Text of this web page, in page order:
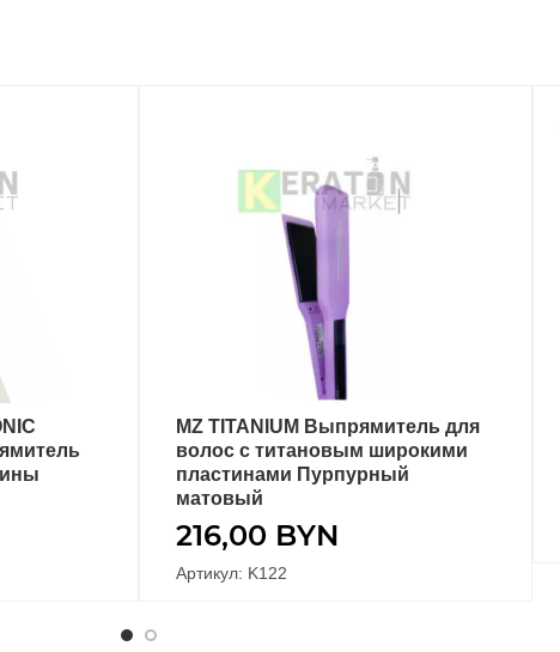
В КОРЗИНУ
MZ TITANIUM Выпрямитель для
волос с титановым широкими
пластинами Пурпурный
матовый
216,00 BYN
Артикул: K122